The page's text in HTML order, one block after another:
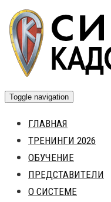
Skip
to
content
Toggle navigation
ГЛАВНАЯ
ТРЕНИНГИ 2026
ОБУЧЕНИЕ
ПРЕДСТАВИТЕЛИ
О СИСТЕМЕ